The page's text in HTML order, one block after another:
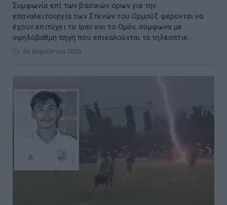
Συμφωνία επί των βασικών όρων για την
επαναλειτουργία των Στενών του Ορμούζ φέρονται να
έχουν επιτύχει το Ιράν και το Ομάν, σύμφωνα με
υψηλόβαθμη πηγή που επικαλούνται τα τηλεοπτικ...
06 Αυγούστου 2026